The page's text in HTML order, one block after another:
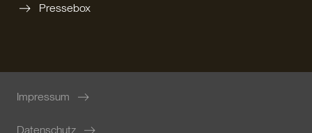
Pressebox
Impressum
Datenschutz